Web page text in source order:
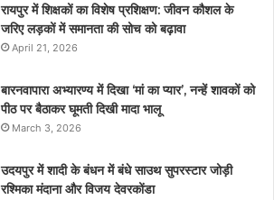
रायपुर में शिक्षकों का विशेष प्रशिक्षण: जीवन कौशल के
जरिए लड़कों में समानता की सोच को बढ़ावा
April 21, 2026
बारनवापारा अभ्यारण्य में दिखा ‘मां का प्यार’, नन्हें शावकों को
पीठ पर बैठाकर घूमती दिखी मादा भालू
March 3, 2026
उदयपुर में शादी के बंधन में बंधे साउथ सुपरस्टार जोड़ी
रश्मिका मंदाना और विजय देवरकोंडा